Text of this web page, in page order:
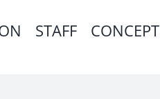
STAFF CONCEPT